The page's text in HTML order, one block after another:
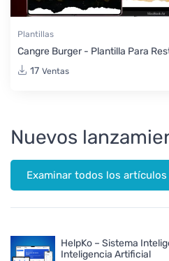
Plantillas
Cangre Burger - Plantilla Para
17 Ventas
Nuevos
Examinar todos los artículos
HelpKo – Sistema
Inteligencia Artificial